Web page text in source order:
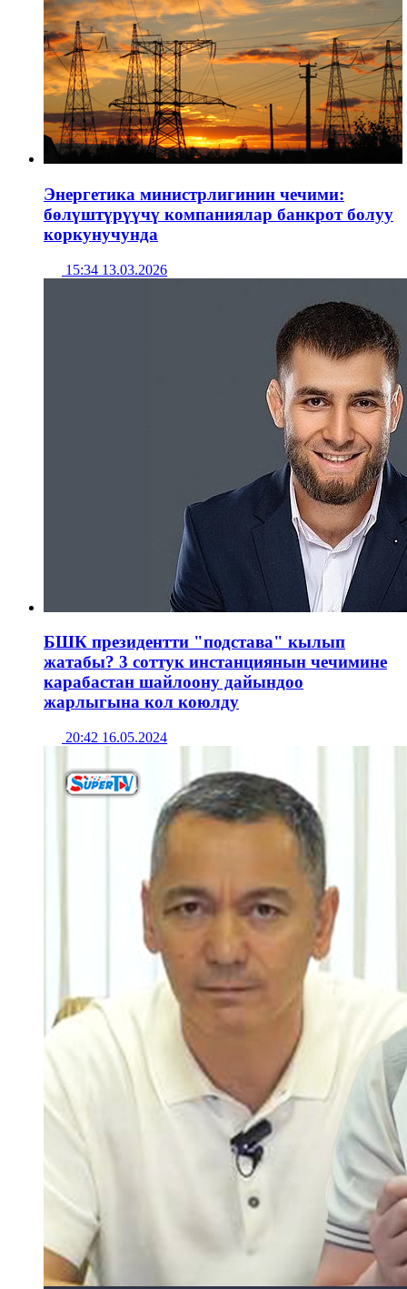
Энергетика министрлигинин чечими:
бөлүштүрүүчү компаниялар банкрот болуу
коркунучунда
15:34 13.03.2026
БШК президентти "подстава" кылып
жатабы? 3 соттук инстанциянын чечимине
карабастан шайлоону дайындоо
жарлыгына кол коюлду
20:42 16.05.2024